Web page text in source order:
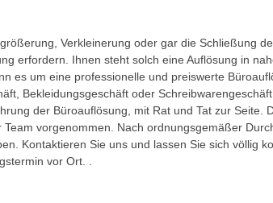
Verkleinerung oder gar die Schließung
erfordern. Ihnen steht solch eine Auflösung in
es um eine professionelle und preiswerte
Bekleidungsgeschäft oder
der Büroauflösung, mit Rat und Tat zur Seite.
Team vorgenommen. Nach ordnungsgemäßer
Kontaktieren Sie uns und lassen Sie sich völlig
vor Ort. .